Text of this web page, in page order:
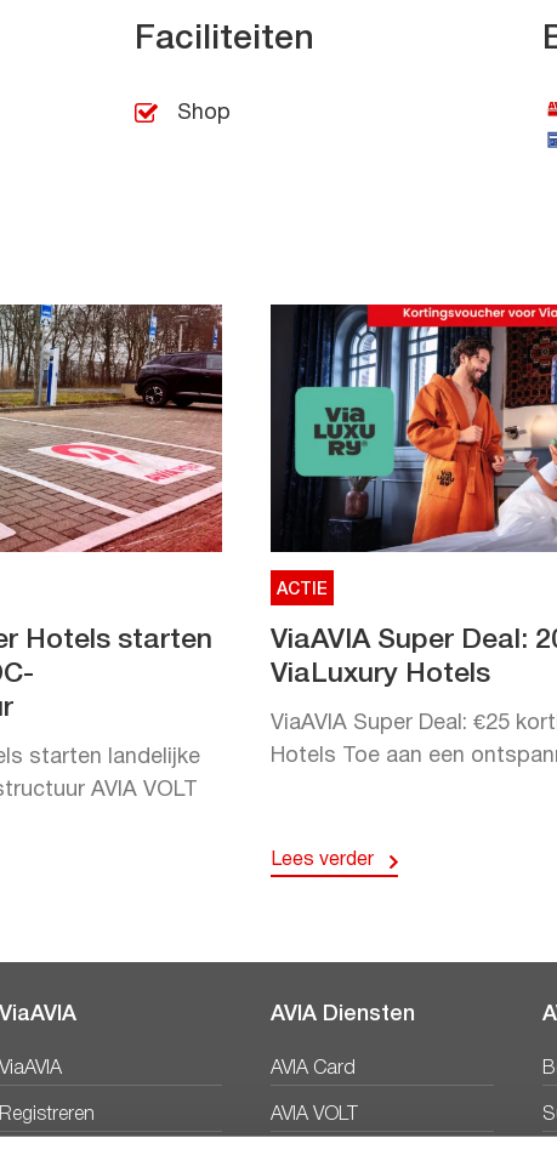
Faciliteiten
Shop
Hotels starten
starten landelijke
AVIA VOLT
ACTIE
ViaAVIA Super Deal:
ViaLuxury Hotels
ViaAVIA Super Deal: €25
Hotels Toe aan een
Lees verder
ViaAVIA
ViaAVIA
Registreren
AVIA Diensten
AVIA Card
AVIA VOLT